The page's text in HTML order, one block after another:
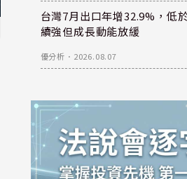
台灣7月出口年增32.9%，
續強但成長動能放緩
優分析 ． 2026.08.07